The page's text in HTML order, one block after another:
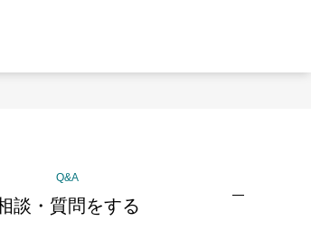
Q&A
談・質問をする